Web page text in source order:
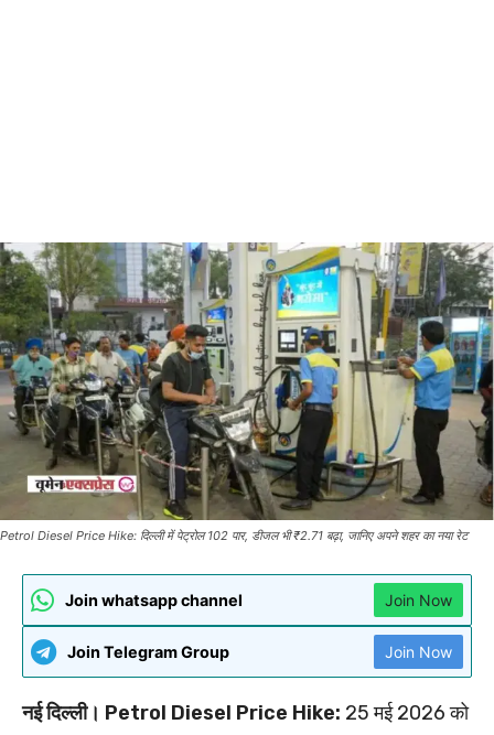
Petrol Diesel Price Hike: दिल्ली में पेट्रोल 102 पार, डीजल भी ₹2.71 बढ़ा, जानिए अपने शहर का नया रेट
Join whatsapp channel Join Now
Join Telegram Group Join Now
नई दिल्ली। Petrol Diesel Price Hike: 25 मई 2026 को